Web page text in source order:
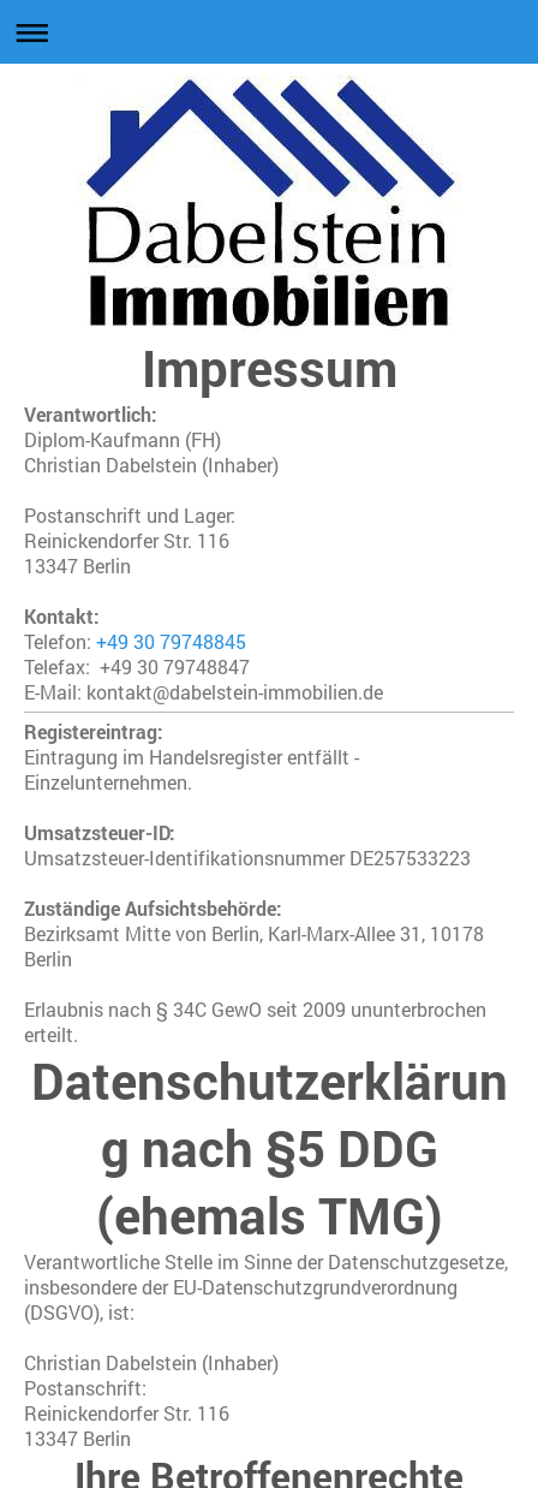
Impressum
Verantwortlich:
Diplom-Kaufmann (FH)
Christian Dabelstein (Inhaber)
Postanschrift und Lager:
Reinickendorfer Str. 116
13347 Berlin
Kontakt:
Telefon: +49 30 79748845
Telefax: +49 30 79748847
E-Mail: kontakt@dabelstein-immobilien.de
Registereintrag:
Eintragung im Handelsregister entfällt -
Einzelunternehmen.
Umsatzsteuer-ID:
Umsatzsteuer-Identifikationsnummer DE257533223
Zuständige Aufsichtsbehörde:
Bezirksamt Mitte von Berlin, Karl-Marx-Allee 31, 10178
Berlin
Erlaubnis nach § 34C GewO seit 2009 ununterbrochen
erteilt.
Datenschutzerklärun
g nach §5 DDG
(ehemals TMG)
Verantwortliche Stelle im Sinne der Datenschutzgesetze,
insbesondere der EU-Datenschutzgrundverordnung
(DSGVO), ist:
Christian Dabelstein (Inhaber)
Postanschrift:
Reinickendorfer Str. 116
13347 Berlin
Ihre Betroffenenrechte